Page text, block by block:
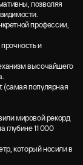
позволяя
профессии,
и
высочайшего
(самая популярная
мировой рекорд
глубине 11 000
который носили в